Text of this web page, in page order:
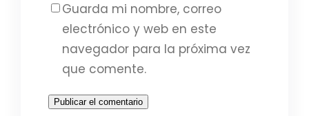
Guarda mi nombre, correo
electrónico y web en este
navegador para la próxima vez
que comente.